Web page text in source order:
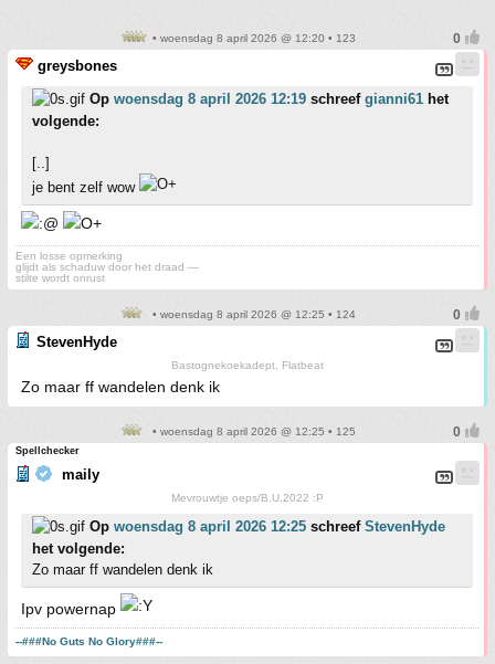
• woensdag 8 april 2026 @ 12:20 • 123
greysbones
Op woensdag 8 april 2026 12:19 schreef gianni61 het
volgende:
[..]
je bent zelf wow
Een losse opmerking
glijdt als schaduw door het draad —
stilte wordt onrust
• woensdag 8 april 2026 @ 12:25 • 124
StevenHyde
Bastognekoekadept, Flatbeat
Zo maar ff wandelen denk ik
• woensdag 8 april 2026 @ 12:25 • 125
Spellchecker
maily
Mevrouwtje oeps/B.U.2022 :P
Op woensdag 8 april 2026 12:25 schreef StevenHyde
het volgende:
Zo maar ff wandelen denk ik
Ipv powernap
--###No Guts No Glory###--